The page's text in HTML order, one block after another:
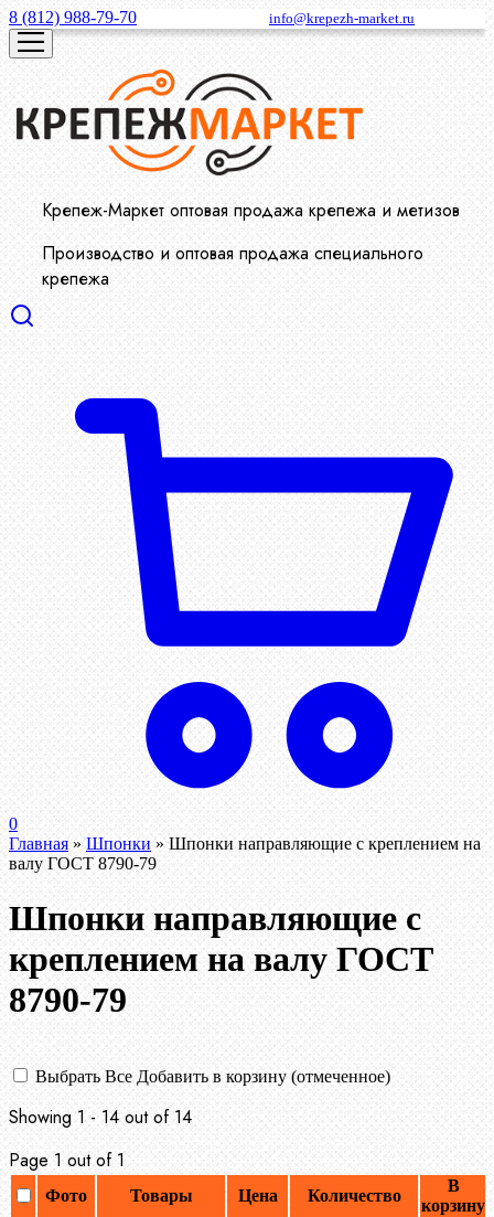
8 (812) 988-79-70 info@krepezh-market.ru
Крепеж-Маркет оптовая продажа крепежа и метизов
Производство и оптовая продажа специального
крепежа
0
Главная » Шпонки » Шпонки направляющие с креплением на
валу ГОСТ 8790-79
Шпонки направляющие с
креплением на валу ГОСТ
8790-79
Выбрать Все Добавить в корзину (отмеченное)
Showing 1 - 14 out of 14
Page 1 out of 1
Фото Товары Цена Количество
В
корзину